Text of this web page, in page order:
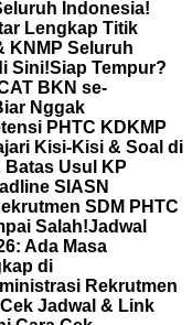
Indonesia!
Lengkap Titik
KNMP Seluruh
Sini!Siap Tempur?
BKN se-
Nggak
PHTC KDKMP
Kisi-Kisi & Soal di
Usul KP
SIASN
SDM PHTC
Salah!Jadwal
Ada Masa
di
Rekrutmen
Jadwal & Link